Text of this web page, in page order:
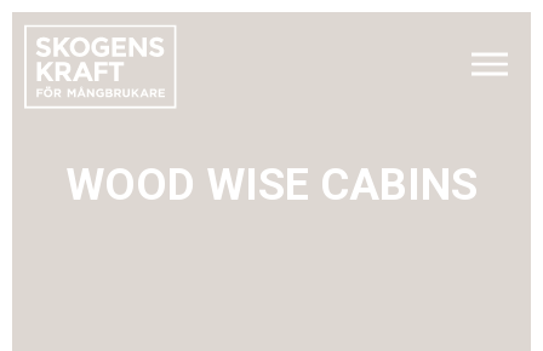
WOOD WISE CABINS